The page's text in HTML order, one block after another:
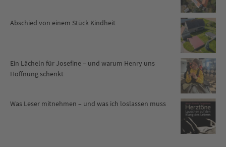
Abschied von einem Stück Kindheit
Ein Lächeln für Josefine – und warum Henry uns
Hoffnung schenkt
Was Leser mitnehmen – und was ich loslassen muss